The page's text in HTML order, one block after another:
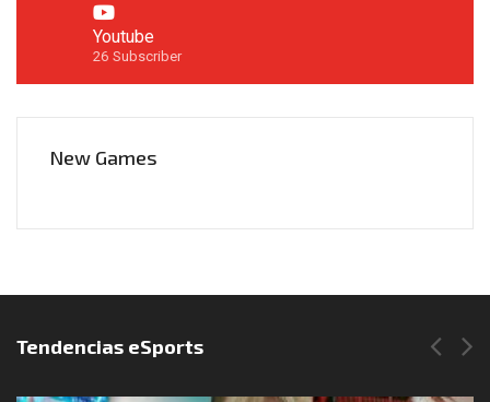
Youtube
26 Subscriber
New Games
Síguenos en Instagram
Tendencias eSports